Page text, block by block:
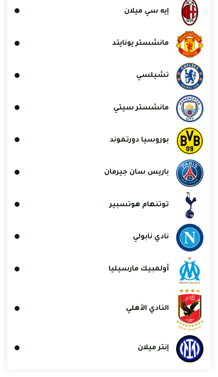
إيه سي ميلان
مانشستر يونايتد
تشيلسي
مانشستر سيتي
بوروسيا دورتموند
باريس سان جيرمان
توتنهام هوتسبير
نادي نابولي
أولمبيك مارسيليا
النادي الأهلي
إنتر ميلان